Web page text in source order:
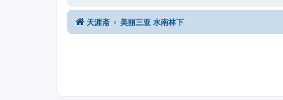
天涯斋 美丽三亚 水南林下